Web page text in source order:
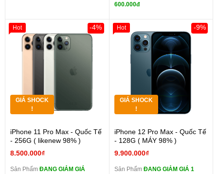
600.000đ
GIÁ SHOCK
!
iPhone 11 Pro Max - Quốc Tế
- 256G ( likenew 98% )
8.500.000₫
-4%
Sản Phẩm ĐANG GIẢM GIÁ
Hot
GIÁ SHOCK
!
iPhone 12 Pro Max - Quốc Tế
- 128G ( MÁY 98% )
9.900.000₫
-9%
Sản Phẩm ĐANG GIẢM GIÁ 1
Hot